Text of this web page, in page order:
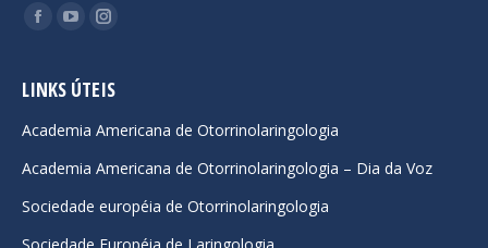
Encontre-nos em:
Facebook
opens
new
window
YouTube
opens
new
window
Instagram
opens
new
window
LINKS ÚTEIS
Academia Americana de Otorrinolaringologia
Academia Americana de Otorrinolaringologia – Dia da Voz
Sociedade européia de Otorrinolaringologia